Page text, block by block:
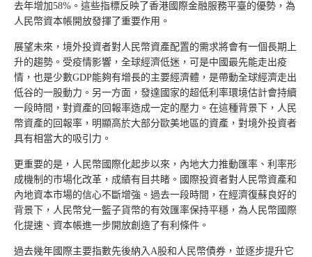
去年增加58%。這些指標反映了香港國際金融服務平臺的優勢，為
人民幣資本帳開放發揮了重要作用。
展望未來，境外投資者對人民幣資產配置的需求將會有一個長期上
升的趨勢。受疫情影響，全球經濟低迷，可是中國最先能走出疫
情，也是少數GDP能夠有增長的主要經濟體，是帶動全球經濟走出
低谷的一股動力。另一方面，發達國家的超低利率環境估計會持續
一段時間，對資產的回報率造成一定的壓力。在這種背景下，人民
幣資產的回報率，明顯高於大部分歐美地區的資產，對境外投資者
具有相當大的吸引力。
更重要的是，人民幣國際化起步以來，內地大力推動匯率、利率形
成機制的市場化改革，成績有目共睹。國際投資者對人民幣資產和
內地資本市場的信心不斷增強。過去一段時間，在經濟復蘇良好的
背景下，人民幣兌一籃子貨幣的有效匯率保持平穩，為人民幣國際
化提速、資本帳進一步開放創造了有利條件。
過去幾年國際主要指數先後納入A股和人民幣債券，並逐步提升它